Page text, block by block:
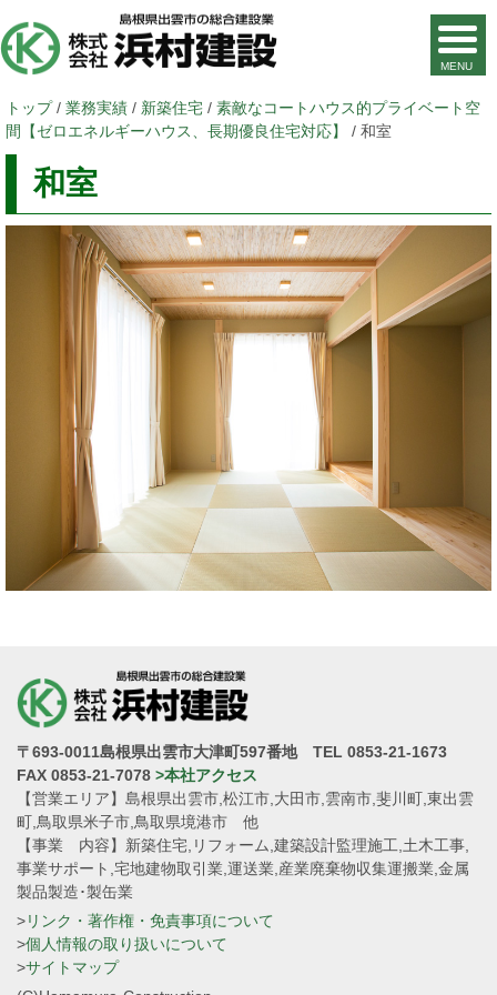
現
在
の
トップ/ 業務実績 / 新築住宅 / 素敵なコートハウス的プライベート空
間【ゼロエネルギーハウス、長期優良住宅対応】
/ 和室
和室
〒693-0011島根県出雲市大津町597番地 TEL 0853-21-1673
FAX 0853-21-7078 >本社アクセス
【営業エリア】島根県出雲市,松江市,大田市,雲南市,斐川町,東出雲
町,鳥取県米子市,鳥取県境港市 他
【事業 内容】新築住宅,リフォーム,建築設計監理施工,土木工事,
事業サポート,宅地建物取引業,運送業,産業廃棄物収集運搬業,金属
製品製造･製缶業
>リンク・著作権・免責事項について
>個人情報の取り扱いについて
>サイトマップ